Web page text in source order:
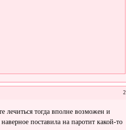
2
лечиться тогда вполне возможен и
поставила на паротит какой-то